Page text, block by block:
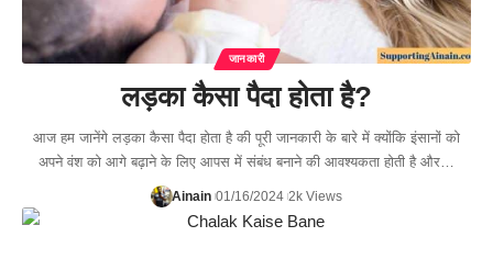
जानकारी
लड़का कैसा पैदा होता है?
आज हम जानेंगे लड़का कैसा पैदा होता है की पूरी जानकारी के बारे में क्योंकि इंसानों को
अपने वंश को आगे बढ़ाने के लिए आपस में संबंध बनाने की आवश्यकता होती है और…
Ainain 01/16/2024 2k Views